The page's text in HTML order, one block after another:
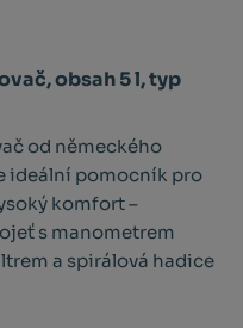
obsah 5 l, typ
od německého
ideální pomocník pro
komfort –
s manometrem
a spirálová hadice